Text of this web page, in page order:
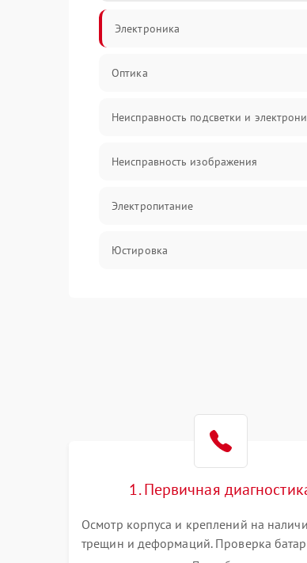
Электроника
Оптика
Неисправность подсветки и
Неисправность изображения
Электропитание
Юстировка
1. Первичная
Осмотр корпуса и креплений на
трещин и деформаций. Проверка